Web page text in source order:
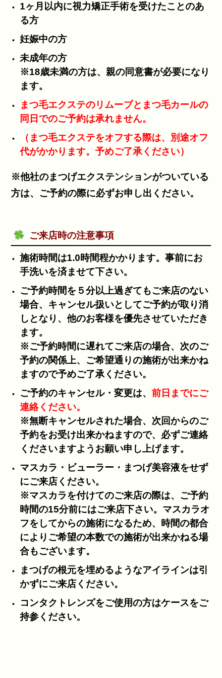
1ヶ月以内に視力矯正手術を受けたことのあ
る方
妊娠中の方
未成年の方
※18歳未満の方は、親の同意書が必要になり
ます。
まつ毛エクステのリムーブとまつ毛カールの
同日でのご予約は承れません。
（まつ毛エクステをオフする際は、別途オフ
代がかかります。予めご了承ください）
※他社のまつげエクステンションがついている
方は、ご予約の際に必ずお申し出ください。
ご来店時の注意事項
施術時間は1.0時間程かかります。事前にお
手洗いを済ませて下さい。
ご予約時間を５分以上過ぎてもご来店のない
場合、キャンセル扱いとしてご予約が取り消
しとなり、他のお客様を優先させていただき
ます。
※ご予約時間に遅れてご来店の場合、次のご
予約の関係上、ご希望通りの施術が出来かね
ますので予めご了承ください。
ご予約のキャンセル・変更は、 前日までにご
連絡ください。
※無断キャンセルされた場合、次回からのご
予約をお受け出来かねますので、必ずご連絡
くださいますようお願い申し上げます。
マスカラ・ビューラー・まつげ美容液をせず
にご来店ください。
※マスカラを付けてのご来店の際は、ご予約
時間の15分前にはご来店下さい。マスカラオ
フをしてからの施術になるため、時間の都合
によりご希望の本数での施術が出来かねる場
合もございます。
まつげの根元を埋めるようなアイラインは引
かずにご来店ください。
コンタクトレンズをご使用の方はケースをご
持参ください。